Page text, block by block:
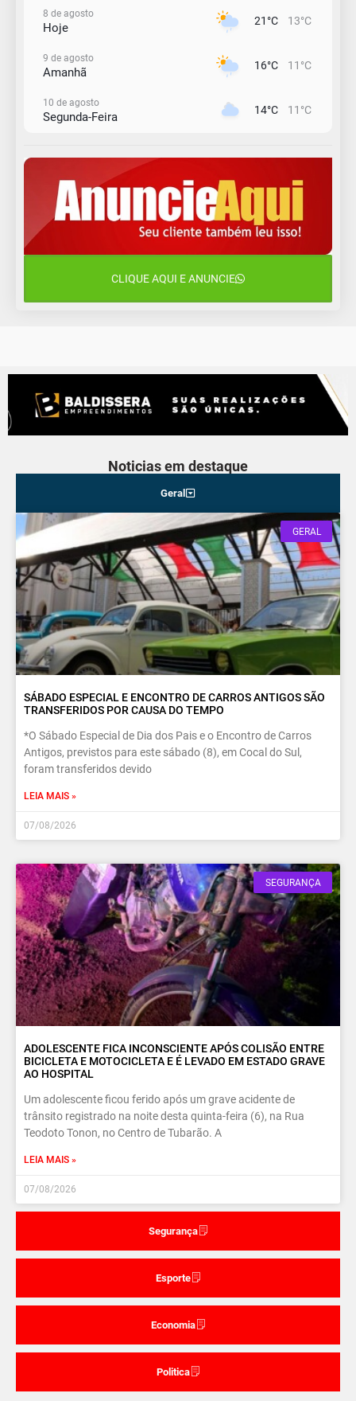
8 de agosto
Hoje 21°C 13°C
9 de agosto
Amanhã 16°C 11°C
10 de agosto
Segunda-Feira 14°C 11°C
Terça-Feira 15°C 10°C
12 de agosto
Quarta-Feira
CLIQUE AQUI E ANUNCIE
Noticias em destaque
Geral
Segurança
Esporte
Economia
Politica
GERAL
SÁBADO ESPECIAL E ENCONTRO DE CARROS ANTIGOS SÃO
TRANSFERIDOS POR CAUSA DO TEMPO
*O Sábado Especial de Dia dos Pais e o Encontro de Carros
Antigos, previstos para este sábado (8), em Cocal do Sul,
foram transferidos devido
LEIA MAIS »
07/08/2026
SEGURANÇA
ADOLESCENTE FICA INCONSCIENTE APÓS COLISÃO ENTRE
BICICLETA E MOTOCICLETA E É LEVADO EM ESTADO GRAVE
AO HOSPITAL
Um adolescente ficou ferido após um grave acidente de
trânsito registrado na noite desta quinta-feira (6), na Rua
Teodoto Tonon, no Centro de Tubarão. A
LEIA MAIS »
07/08/2026